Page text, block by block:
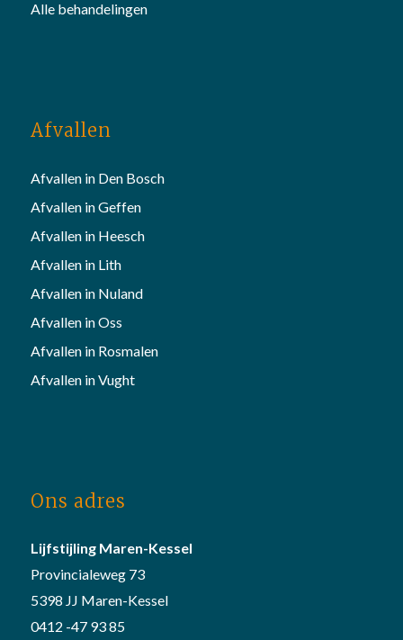
Alle behandelingen
Afvallen
Afvallen in Den Bosch
Afvallen in Geffen
Afvallen in Heesch
Afvallen in Lith
Afvallen in Nuland
Afvallen in Oss
Afvallen in Rosmalen
Afvallen in Vught
Ons adres
Lijfstijling Maren-Kessel
Provincialeweg 73
5398 JJ Maren-Kessel
0412 -47 93 85